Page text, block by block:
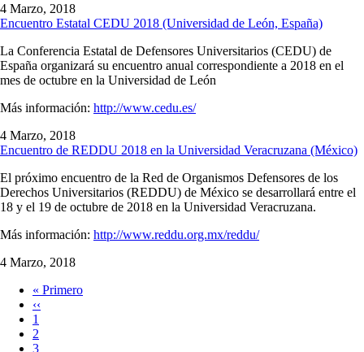
4 Marzo, 2018
Encuentro Estatal CEDU 2018 (Universidad de León, España)
La Conferencia Estatal de Defensores Universitarios (CEDU) de
España organizará su encuentro anual correspondiente a 2018 en el
mes de octubre en la Universidad de León
Más información: http://www.cedu.es/
4 Marzo, 2018
Encuentro de REDDU 2018 en la Universidad Veracruzana (México)
El próximo encuentro de la Red de Organismos Defensores de los
Derechos Universitarios (REDDU) de México se desarrollará entre el
18 y el 19 de octubre de 2018 en la Universidad Veracruzana.
Más información: http://www.reddu.org.mx/reddu/
4 Marzo, 2018
Paginación
Primera
página
« Primero
Página
anterior
‹‹
Página
1
Página
2
Página
3